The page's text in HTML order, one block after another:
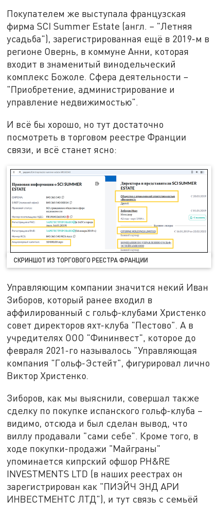
Покупателем же выступала французская
фирма SCI Summer Estate (англ. – "Летняя
усадьба"), зарегистрированная ещё в 2019-м в
регионе Овернь, в коммуне Анни, которая
входит в знаменитый винодельческий
комплекс Божоле. Сфера деятельности –
"Приобретение, администрирование и
управление недвижимостью".
И всё бы хорошо, но тут достаточно
посмотреть в торговом реестре Франции
связи, и всё станет ясно:
СКРИНШОТ ИЗ ТОРГОВОГО РЕЕСТРА ФРАНЦИИ
Управляющим компании значится некий Иван
Зиборов, который ранее входил в
аффилированный с гольф-клубами Христенко
совет директоров яхт-клуба "Пестово". А в
учредителях ООО "Фининвест", которое до
февраля 2021-го называлось "Управляющая
компания "Гольф-Эстейт", фигурировал лично
Виктор Христенко.
Зиборов, как мы выяснили, совершал также
сделку по покупке испанского гольф-клуба –
видимо, отсюда и был сделан вывод, что
виллу продавали "сами себе". Кроме того, в
ходе покупки-продажи "Майграны"
упоминается кипрский офшор PH&RE
INVESTMENTS LTD (в наших реестрах он
зарегистрирован как "ПИЭЙЧ ЭНД АРИ
ИНВЕСТМЕНТС ЛТД"), и тут связь с семьёй